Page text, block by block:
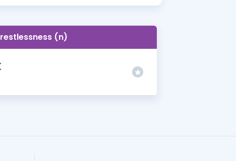
İngilizce Gramer
restlessness (n)